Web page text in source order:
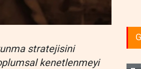
stratejisini
kenetlenmeyi